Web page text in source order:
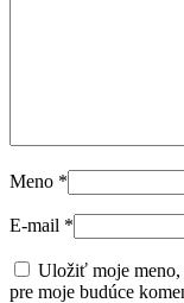
Meno *
E-mail *
Uložiť moje meno,
pre moje budúce